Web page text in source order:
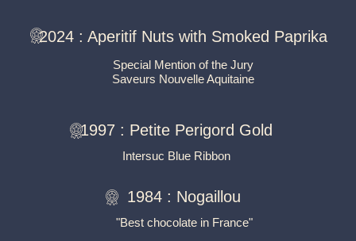
2024 : Aperitif Nuts with Smoked Paprika
Special Mention of the Jury
Saveurs Nouvelle Aquitaine
1997 : Petite Perigord Gold
Intersuc Blue Ribbon
1984 : Nogaillou
"Best chocolate in France"